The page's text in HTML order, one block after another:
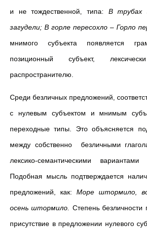
и не тождественной, типа: В трубах
загудели; В горле пересохло – Горло
мнимого субъекта появляется
позиционный субъект,
распространителю.
Среди безличных предложений,
с нулевым субъектом и мнимым
переходные типы. Это объясняется
между собственно безличными
лексико-семантическими
Подобная мысль подтверждается
предложений, как: Море штормило,
осень штормило.
Степень безличности
присутствие в предложении нулевого